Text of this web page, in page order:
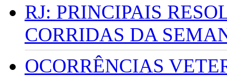
RJ: PRINCIPAIS
CORRIDAS DA
OCORRÊNCIAS